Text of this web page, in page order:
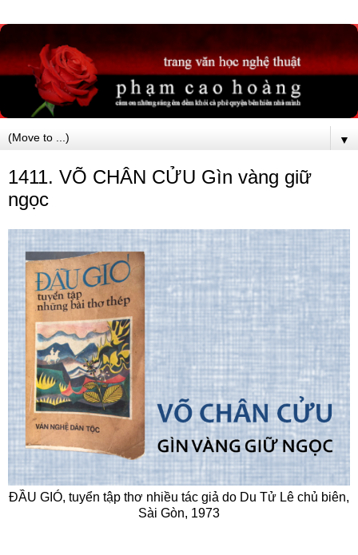
▼
1411. VÕ CHÂN CỬU Gìn vàng giữ
ngọc
ĐẦU GIÓ, tuyển tập thơ nhiều tác giả do Du Tử Lê chủ biên,
Sài Gòn, 1973